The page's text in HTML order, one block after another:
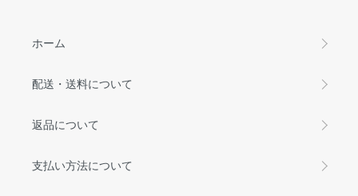
ホーム
配送・送料について
返品について
支払い方法について